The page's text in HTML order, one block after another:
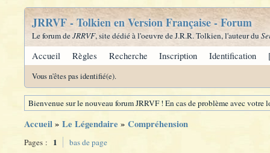
JRRVF - Tolkien en Version Française - Forum
Le forum deJRRVF, site dédié à l'oeuvre de J.R.R. Tolkien, l'auteur du
Accueil Règles Recherche Inscription Identification
Vous n'êtes pas identifié(e).
Bienvenue sur le nouveau forum JRRVF ! En cas de problème avec
Accueil» Le Légendaire » Compréhension
Pages : 1 bas de page